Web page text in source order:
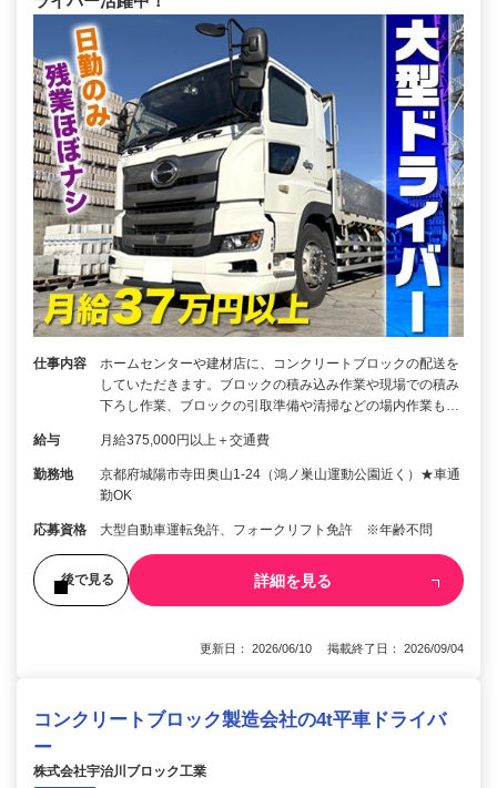
仕事内容
ホームセンターや建材店に、コンクリートブロックの配送を
していただきます。ブロックの積み込み作業や現場での積み
下ろし作業、ブロックの引取準備や清掃などの場内作業も…
給与 月給375,000円以上＋交通費
勤務地
京都府城陽市寺田奥山1-24（鴻ノ巣山運動公園近く）★車通
勤OK
応募資格 大型自動車運転免許、フォークリフト免許 ※年齢不問
後で見る 詳細を見る
更新日： 2026/06/10 掲載終了日： 2026/09/04
コンクリートブロック製造会社の4t平車ドライバ
ー
株式会社宇治川ブロック工業